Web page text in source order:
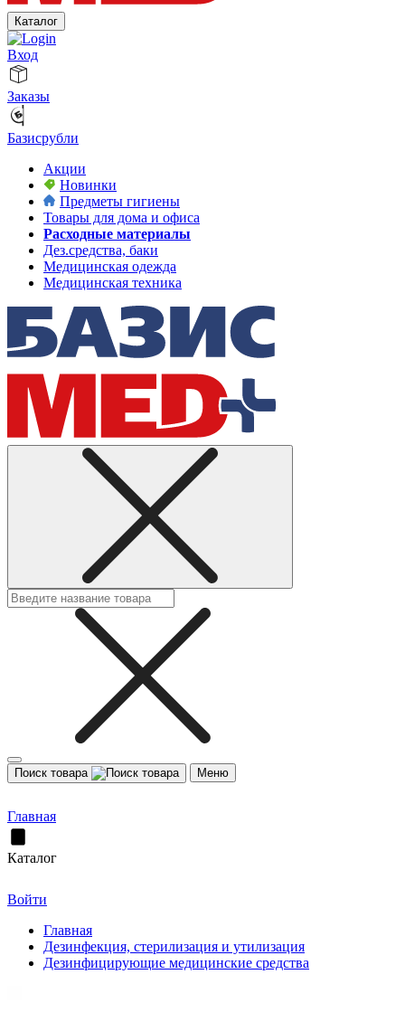
Каталог
Вход
Заказы
Базисрубли
Акции
Новинки
Предметы гигиены
Товары для дома и офиса
Расходные материалы
Дез.средства, баки
Медицинская одежда
Медицинская техника
Поиск товара Меню
Главная
Каталог
Войти
Главная
Дезинфекция, стерилизация и утилизация
Дезинфицирующие медицинские средства